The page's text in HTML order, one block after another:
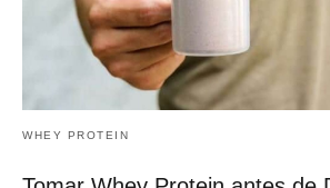
WHEY PROTEIN